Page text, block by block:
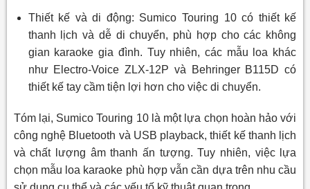
Thiết kế và di động: Sumico Touring 10 có thiết kế
thanh lịch và dễ di chuyển, phù hợp cho các không
gian karaoke gia đình. Tuy nhiên, các mẫu loa khác
như Electro-Voice ZLX-12P và Behringer B115D có
thiết kế tay cầm tiện lợi hơn cho việc di chuyển.
Tóm lại, Sumico Touring 10 là một lựa chọn hoàn hảo với
công nghệ Bluetooth và USB playback, thiết kế thanh lịch
và chất lượng âm thanh ấn tượng. Tuy nhiên, việc lựa
chọn mẫu loa karaoke phù hợp vẫn cần dựa trên nhu cầu